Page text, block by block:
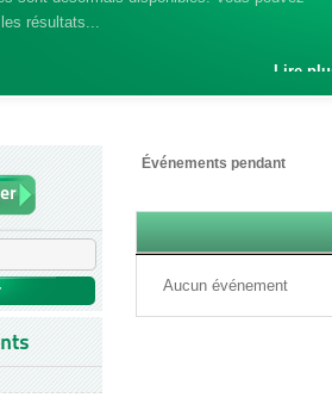
résultats...
Lire
Événements pendant
Aucun événement